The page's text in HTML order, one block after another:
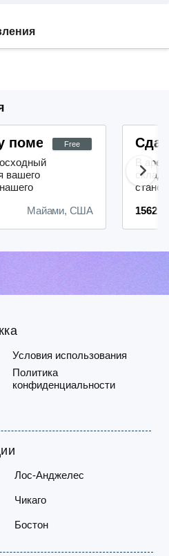
Free
Майами, США
помещение под офис
вашего
1562 $
В
Лос-Анджелес
Чикаго
Бостон
Условия использования
Политика
конфиденциальности